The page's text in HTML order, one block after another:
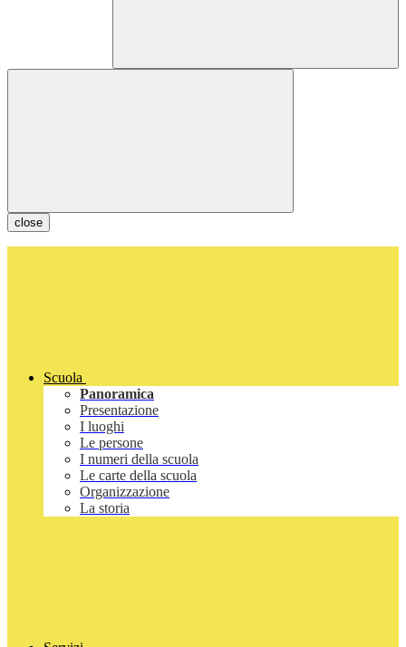
close
Scuola
Panoramica
Presentazione
I luoghi
Le persone
I numeri della scuola
Le carte della scuola
Organizzazione
La storia